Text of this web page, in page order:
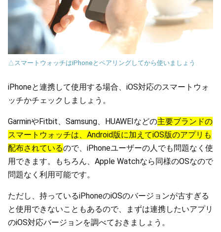
△スマートウォッチはiPhoneとペアリングしてから使いましょう
iPhoneと連携して使用する場合、iOS対応のスマートウォ
ッチかチェックしましょう。
GarminやFitbit、Samsung、HUAWEIなどの主要ブランドの
スマートウォッチは、Android版に加えてiOS版のアプリも
配布されているので、iPhoneユーザーの人でも問題なく使
用できます。もちろん、Apple Watchなら同様のOSなので
問題なく利用可能です。
ただし、持っているiPhoneのiOSのバージョンが古すぎる
と使用できないこともあるので、まずは連携したいアプリ
のiOS対応バージョンを調べておきましょう。